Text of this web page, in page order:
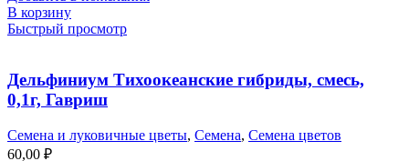
В корзину
Быстрый просмотр
Дельфиниум Тихоокеанские гибриды, смесь,
0,1г, Гавриш
Семена и луковичные цветы, Семена, Семена цветов
60,00 ₽